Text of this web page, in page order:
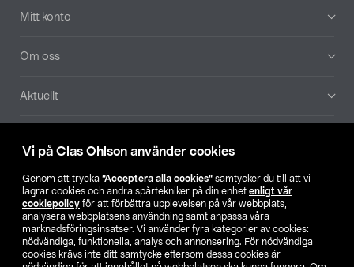
Vi på Clas Ohlson använder cookies
Genom att trycka ”Acceptera alla cookies” samtycker du till att vi
lagrar cookies och andra spårtekniker på din enhet enligt vår
cookiepolicy för att förbättra upplevelsen på vår webbplats,
analysera webbplatsens användning samt anpassa våra
marknadsföringsinsatser. Vi använder fyra kategorier av cookies:
nödvändiga, funktionella, analys och annonsering. För nödvändiga
cookies krävs inte ditt samtycke eftersom dessa cookies är
Mitt konto
Om oss
Aktuellt
Hitta butik
SE NO FI